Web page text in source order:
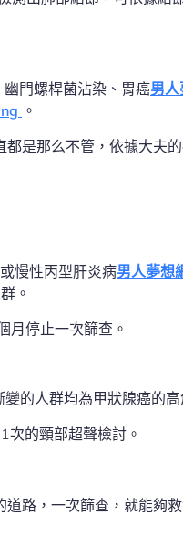
門螺桿菌沾染、胃癌男人
。
是那么不管，依據大夫
慢性丙型肝炎病男人夢想
。
月停止一次篩查。
的人群均為甲狀腺癌的高
次的頸部超聲檢討。
道路，一次篩查，就能夠